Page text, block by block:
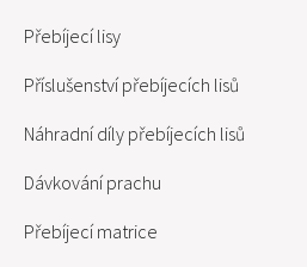
Přebíjecí lisy
Příslušenství přebíjecích lisů
Náhradní díly přebíjecích lisů
Dávkování prachu
Přebíjecí matrice